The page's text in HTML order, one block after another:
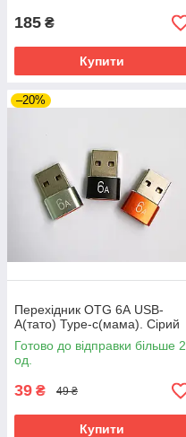
185 ₴
Купити
–20%
Перехідник OTG 6А USB-
A(тато) Type-c(мама). Сірий
Готово до відправки більше 2
од.
39 ₴ 49 ₴
Купити